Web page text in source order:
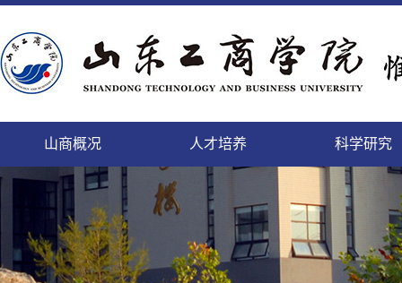
山商概况
精神文明的校园，培养人才的学园
个性发展的乐园，陶冶情操的花园
山商
人才培养
致天下之治者在人才
师者，教之以事而喻诸德
本科生
科学研究
科学研究的进展及其日益扩
充的领域将唤起我们的希望
科研
登高而望远，临海而心阔
依山傍海的她，美景如画，恰如你的风华
正茂
本科生
缓缓西风来，渐渐东风暖
携手赢天下，同创新未来
国内
勤于道义,刚健而日新
这日新月异的变化,来自我们对美好的执着
追求
教工
面朝大海，静待你来
这里有你我最美的梦
人事
微笑最具魅力
细节成就完美
后勤